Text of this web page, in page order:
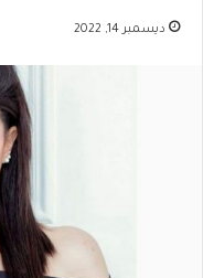
ديسمبر 14, 2022